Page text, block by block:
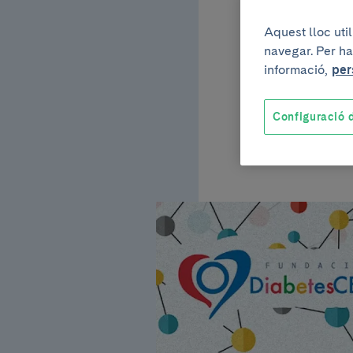
La imatge de la
Fundación
lideren
Aquest lloc
navegar. Per
informació,
Configuració